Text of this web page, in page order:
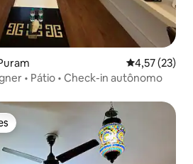
4,57 de uma
4,57 (23)
• Pátio • Check-in autônomo